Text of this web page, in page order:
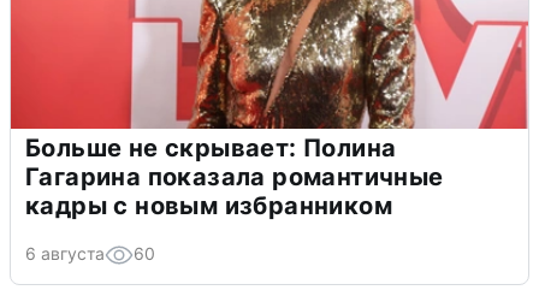
Больше не скрывает: Полина
Гагарина показала романтичные
кадры с новым избранником
6 августа 60